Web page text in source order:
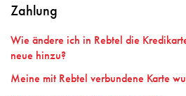
Zahlung
Wie ändere ich in Rebtel die
neue hinzu?
Meine mit Rebtel verbundene Karte